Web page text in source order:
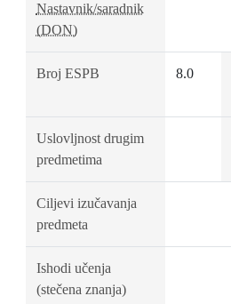
Nastavnik/saradnik
(DON)
Broj ESPB 8.0
Uslovljnost drugim
predmetima
Ciljevi izučavanja
predmeta
Ishodi učenja
(stečena znanja)